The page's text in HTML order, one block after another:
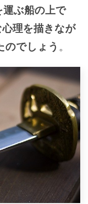
運ぶ船の上で
理を描きなが
のでしょう 。